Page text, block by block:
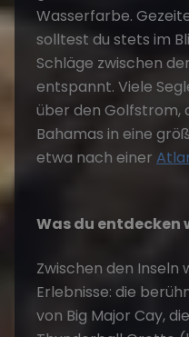
Wasserfarbe.
solltest du stets im
Schläge zwischen
entspannt. Viele
über den Golfstrom,
Bahamas in eine
etwa nach einer
Was du entdecken
Zwischen den Inseln
Erlebnisse: die
von Big Major Cay,